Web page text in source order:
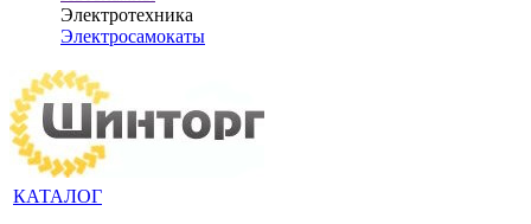
Электротехника
Электросамокаты
КАТАЛОГ